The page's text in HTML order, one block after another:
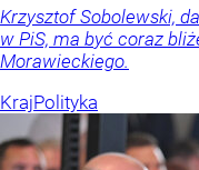
Krzysztof Sobolewski,
w PiS, ma być coraz
Morawieckiego.
KrajPolityka